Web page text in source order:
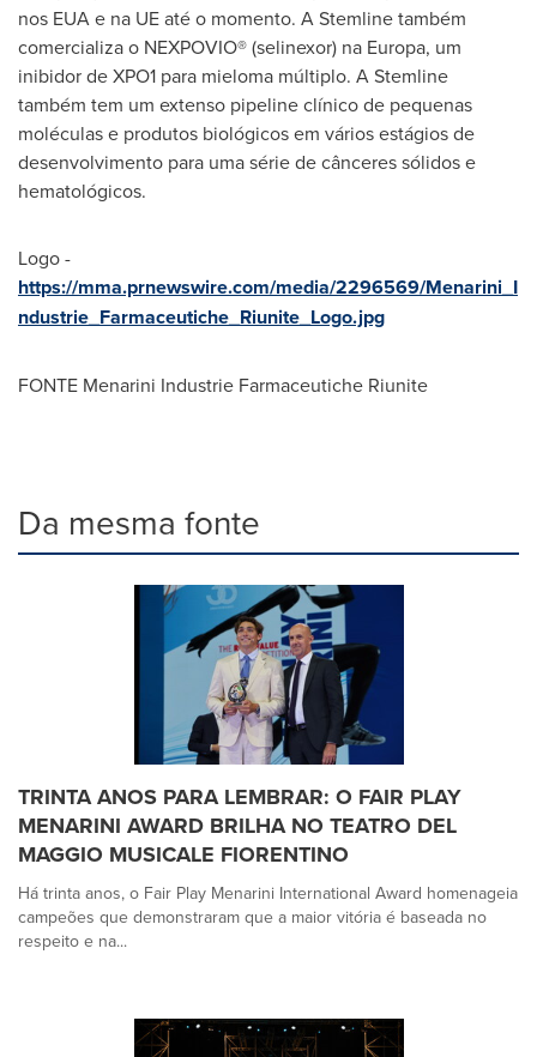
nos EUA e na UE até o momento. A Stemline também
comercializa o NEXPOVIO® (selinexor) na Europa, um
inibidor de XPO1 para mieloma múltiplo. A Stemline
também tem um extenso pipeline clínico de pequenas
moléculas e produtos biológicos em vários estágios de
desenvolvimento para uma série de cânceres sólidos e
hematológicos.
Logo -
https://mma.prnewswire.com/media/2296569/Menarini_I
ndustrie_Farmaceutiche_Riunite_Logo.jpg
FONTE Menarini Industrie Farmaceutiche Riunite
Da mesma fonte
TRINTA ANOS PARA LEMBRAR: O FAIR PLAY
MENARINI AWARD BRILHA NO TEATRO DEL
MAGGIO MUSICALE FIORENTINO
Há trinta anos, o Fair Play Menarini International Award homenageia
campeões que demonstraram que a maior vitória é baseada no
respeito e na...